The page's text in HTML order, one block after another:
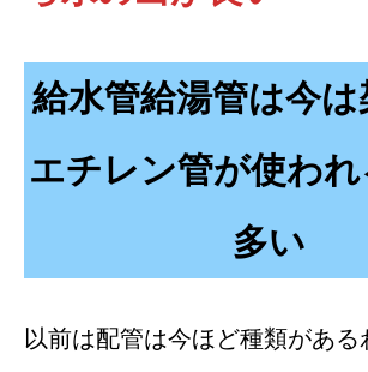
給水管給湯管は今は
エチレン管が使わ
多い
以前は配管は今ほど種類がある